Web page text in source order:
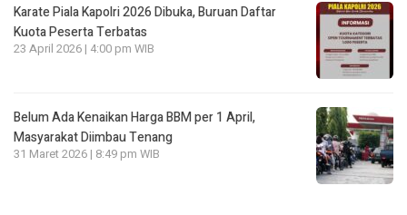
Karate Piala Kapolri 2026 Dibuka, Buruan Daftar
Kuota Peserta Terbatas
23 April 2026 | 4:00 pm WIB
Belum Ada Kenaikan Harga BBM per 1 April,
Masyarakat Diimbau Tenang
31 Maret 2026 | 8:49 pm WIB